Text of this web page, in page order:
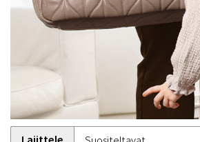
Lajittele